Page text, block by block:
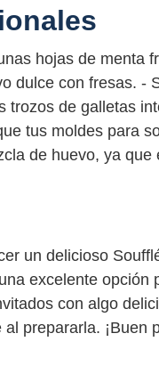
hojas de menta
dulce con fresas. -
trozos de galletas
tus moldes para
de huevo, ya
un delicioso
excelente
con algo
prepararla. ¡Buen